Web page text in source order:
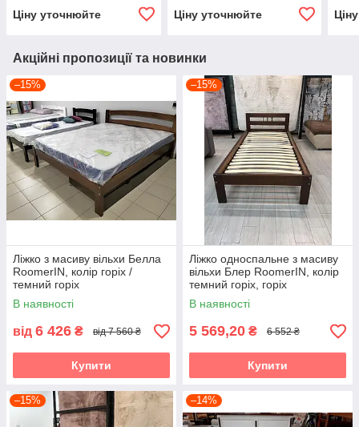
темний горіх
Ціну уточнюйте Ціну уточнюйте
Акційні пропозиції та новинки
–15%
Ліжко з масиву вільхи Белла
RoomerIN, колір горіх /
темний горіх
В наявності
від 6 426 ₴ від 7 560 ₴
Купити
–15%
Ліжко односпальне з масиву
вільхи Блер RoomerIN, колір
темний горіх, горіх
В наявності
5 569,20 ₴ 6 552 ₴
Купити
–15% –14%